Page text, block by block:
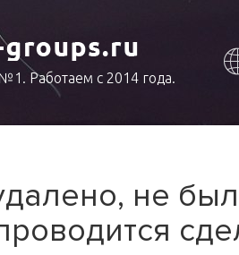
Работаем с 2014 года.
не